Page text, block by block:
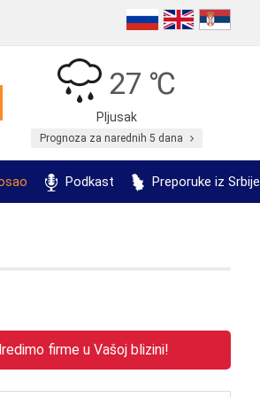
27 ℃
Pljusak
Prognoza za narednih 5 dana
Podkast Preporuke iz Srbije
firme u Vašoj blizini!